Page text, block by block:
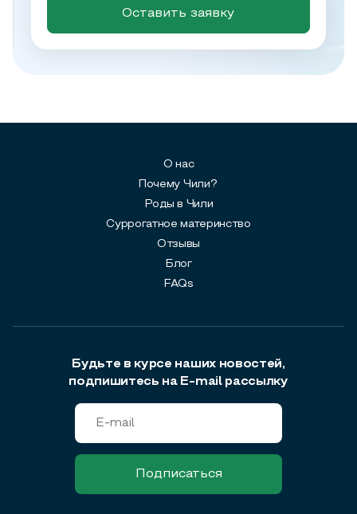
Оставить заявку
О нас
Почему Чили?
Роды в Чили
Суррогатное материнство
Отзывы
Блог
FAQs
Будьте в курсе наших новостей,
подпишитесь на E-mail рассылку